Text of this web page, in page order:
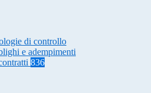
di controllo
e adempimenti
836